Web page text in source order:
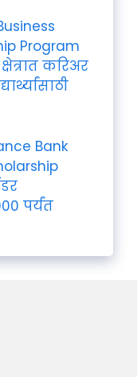
Program
करिअर
Bank
पर्यंत